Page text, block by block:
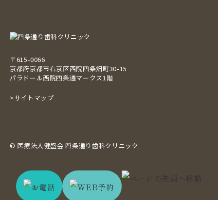
〒615-0066
京都府京都市右京区西院四条畑町30-15
パラドール西院四条通マークス1階
>サイトマップ
© 医療法人健盛会 四条通り歯科クリニック